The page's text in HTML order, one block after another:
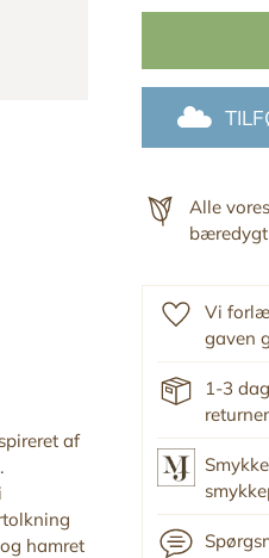
af
hamret
Alle
Vi
gaven
1-3